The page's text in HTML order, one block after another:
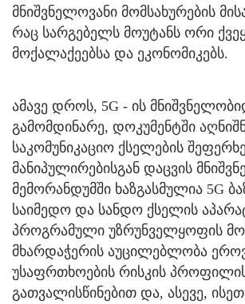
მნიშვნელოვანი მომსახურების
რაც სარგებელს მოუტანს ორი
მოქალაქეებსა და ეკონომიკებს.
ამავე დროს, 5G - ის
გამომდინარე, დოკუმენტში
საკომუნიკაციო ქსელების
მანიპულირებისგან დაცვის
მემორანდუმში ხაზგასმულია 5G
საიმედო და სანდო ქსელის
პროგრამული უზრუნველყოფის
მხარდაჭერის აუცილებლობა
უსაფრთხოების რისკის
გათვალისწინებით და, ასევე,